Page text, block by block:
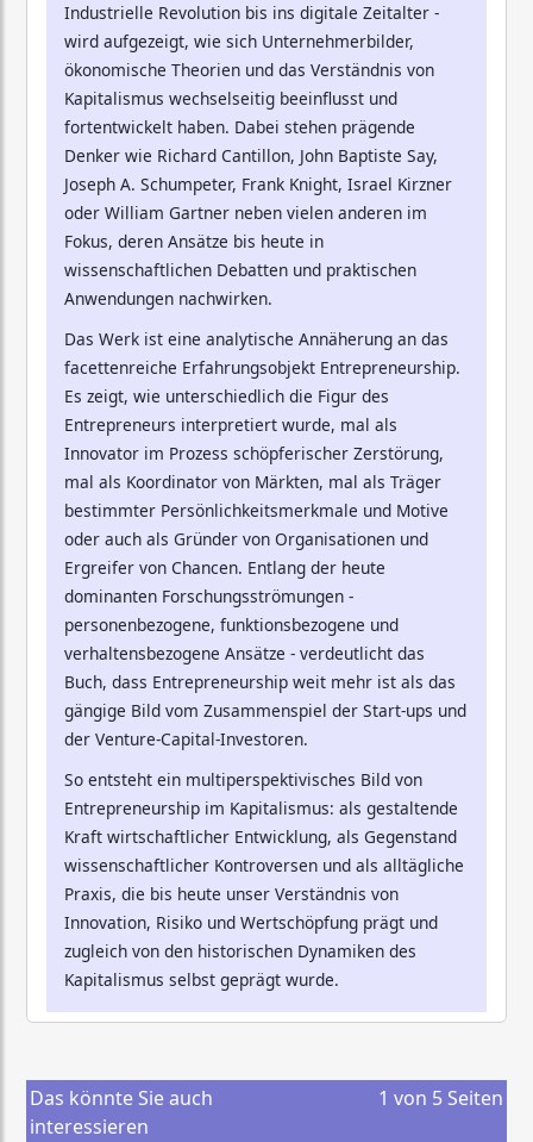
Industrielle Revolution bis ins digitale Zeitalter -
wird aufgezeigt, wie sich Unternehmerbilder,
ökonomische Theorien und das Verständnis von
Kapitalismus wechselseitig beeinflusst und
fortentwickelt haben. Dabei stehen prägende
Denker wie Richard Cantillon, John Baptiste Say,
Joseph A. Schumpeter, Frank Knight, Israel Kirzner
oder William Gartner neben vielen anderen im
Fokus, deren Ansätze bis heute in
wissenschaftlichen Debatten und praktischen
Anwendungen nachwirken.
Das Werk ist eine analytische Annäherung an das
facettenreiche Erfahrungsobjekt Entrepreneurship.
Es zeigt, wie unterschiedlich die Figur des
Entrepreneurs interpretiert wurde, mal als
Innovator im Prozess schöpferischer Zerstörung,
mal als Koordinator von Märkten, mal als Träger
bestimmter Persönlichkeitsmerkmale und Motive
oder auch als Gründer von Organisationen und
Ergreifer von Chancen. Entlang der heute
dominanten Forschungsströmungen -
personenbezogene, funktionsbezogene und
verhaltensbezogene Ansätze - verdeutlicht das
Buch, dass Entrepreneurship weit mehr ist als das
gängige Bild vom Zusammenspiel der Start-ups und
der Venture-Capital-Investoren.
So entsteht ein multiperspektivisches Bild von
Entrepreneurship im Kapitalismus: als gestaltende
Kraft wirtschaftlicher Entwicklung, als Gegenstand
wissenschaftlicher Kontroversen und als alltägliche
Praxis, die bis heute unser Verständnis von
Innovation, Risiko und Wertschöpfung prägt und
zugleich von den historischen Dynamiken des
Kapitalismus selbst geprägt wurde.
Das könnte Sie auch
interessieren
1 von 5 Seiten